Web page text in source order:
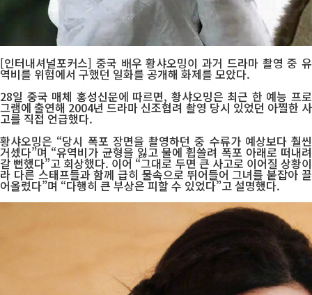
[인터내셔널포커스] 중국 배우 황샤오밍이 과거 드라마 촬영 중 유
역비를 위험에서 구했던 일화를 공개해 화제를 모았다.
28일 중국 매체 홍성신문에 따르면, 황샤오밍은 최근 한 예능 프로
그램에 출연해 2004년 드라마 신조협려 촬영 당시 있었던 아찔한 사
고를 직접 언급했다.
황샤오밍은 “당시 폭포 장면을 촬영하던 중 수류가 예상보다 훨씬
거셌다”며 “유역비가 균형을 잃고 물에 휩쓸려 폭포 아래로 떠내려
갈 뻔했다”고 회상했다. 이어 “그대로 두면 큰 사고로 이어질 상황이
라 다른 스태프들과 함께 급히 물속으로 뛰어들어 그녀를 붙잡아 끌
어올렸다”며 “다행히 큰 부상은 피할 수 있었다”고 설명했다.